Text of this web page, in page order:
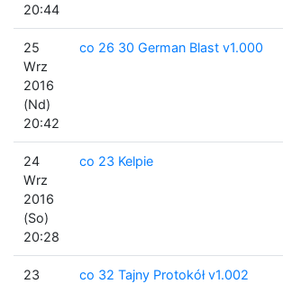
20:44
25
Wrz
2016
(Nd)
20:42
co 26 30 German Blast v1.000
24
Wrz
2016
(So)
20:28
co 23 Kelpie
23
co 32 Tajny Protokół v1.002